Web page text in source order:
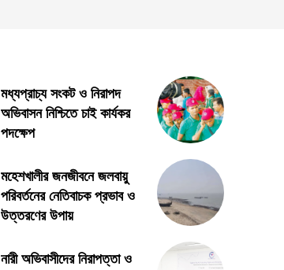
মধ্যপ্রাচ্য সংকট ও নিরাপদ
অভিবাসন নিশ্চিতে চাই কার্যকর
পদক্ষেপ
মহেশখালীর জনজীবনে জলবায়ু
পরিবর্তনের নেতিবাচক প্রভাব ও
উত্তরণের উপায়
নারী অভিবাসীদের নিরাপত্তা ও